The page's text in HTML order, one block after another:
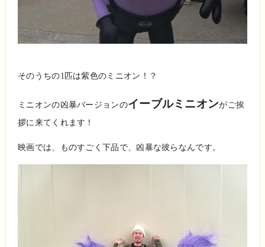
そのうちの1匹は紫色のミニオン！？
ミニオンの凶暴バージョンのイーブルミニオンがご挨
拶に来てくれます！
映画では、ものすごく下品で、凶暴な彼らなんです。